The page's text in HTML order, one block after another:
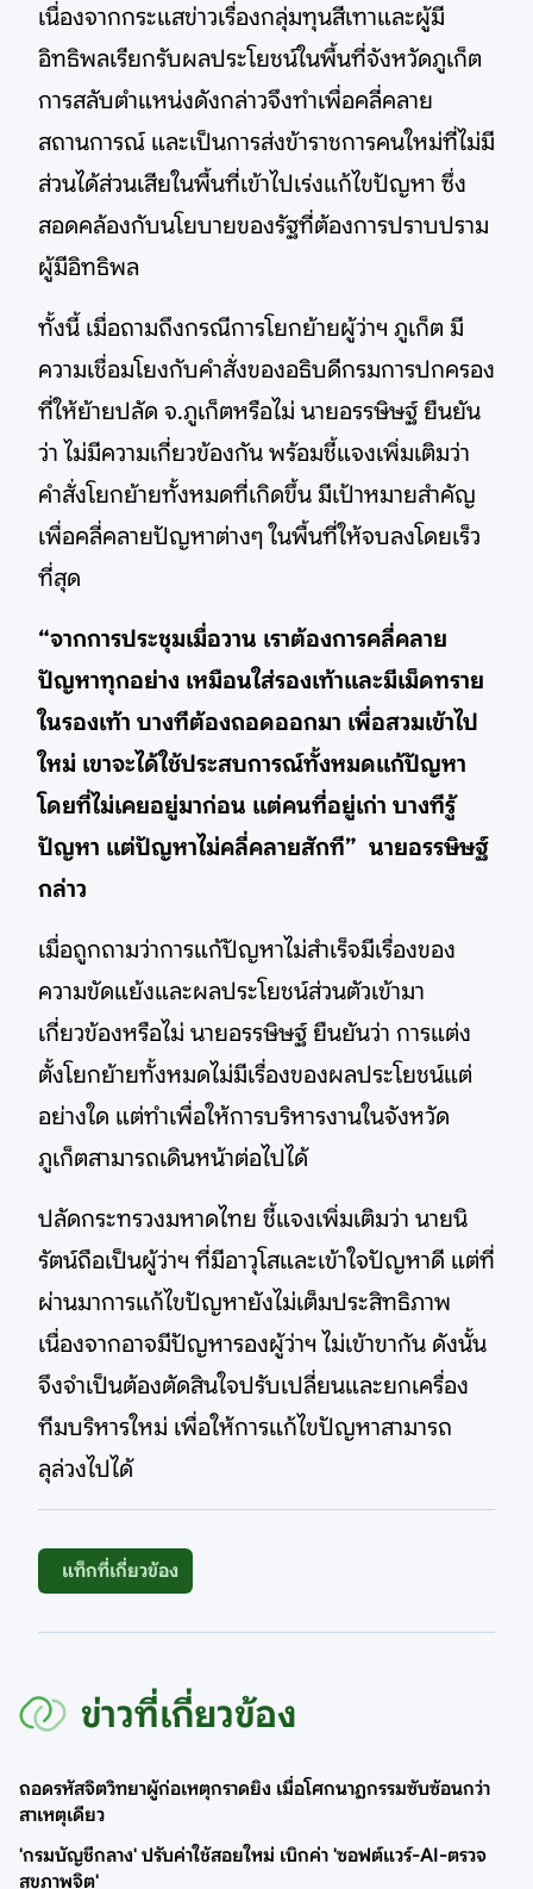
เนื่องจากกระแสข่าวเรื่องกลุ่มทุนสีเทาและผู้มี
อิทธิพลเรียกรับผลประโยชน์ในพื้นที่จังหวัดภูเก็ต
การสลับตำแหน่งดังกล่าวจึงทำเพื่อคลี่คลาย
สถานการณ์ และเป็นการส่งข้าราชการคนใหม่ที่ไม่มี
ส่วนได้ส่วนเสียในพื้นที่เข้าไปเร่งแก้ไขปัญหา ซึ่ง
สอดคล้องกับนโยบายของรัฐที่ต้องการปราบปราม
ผู้มีอิทธิพล
ทั้งนี้ เมื่อถามถึงกรณีการโยกย้ายผู้ว่าฯ ภูเก็ต มี
ความเชื่อมโยงกับคำสั่งของอธิบดีกรมการปกครอง
ที่ให้ย้ายปลัด จ.ภูเก็ตหรือไม่ นายอรรษิษฐ์ ยืนยัน
ว่า ไม่มีความเกี่ยวข้องกัน พร้อมชี้แจงเพิ่มเติมว่า
คำสั่งโยกย้ายทั้งหมดที่เกิดขึ้น มีเป้าหมายสำคัญ
เพื่อคลี่คลายปัญหาต่างๆ ในพื้นที่ให้จบลงโดยเร็ว
ที่สุด
“จากการประชุมเมื่อวาน เราต้องการคลี่คลาย
ปัญหาทุกอย่าง เหมือนใส่รองเท้าและมีเม็ดทราย
ในรองเท้า บางทีต้องถอดออกมา เพื่อสวมเข้าไป
ใหม่ เขาจะได้ใช้ประสบการณ์ทั้งหมดแก้ปัญหา
โดยที่ไม่เคยอยู่มาก่อน แต่คนที่อยู่เก่า บางทีรู้
ปัญหา แต่ปัญหาไม่คลี่คลายสักที” นายอรรษิษฐ์
กล่าว
เมื่อถูกถามว่าการแก้ปัญหาไม่สำเร็จมีเรื่องของ
ความขัดแย้งและผลประโยชน์ส่วนตัวเข้ามา
เกี่ยวข้องหรือไม่ นายอรรษิษฐ์ ยืนยันว่า การแต่ง
ตั้งโยกย้ายทั้งหมดไม่มีเรื่องของผลประโยชน์แต่
อย่างใด แต่ทำเพื่อให้การบริหารงานในจังหวัด
ภูเก็ตสามารถเดินหน้าต่อไปได้
ปลัดกระทรวงมหาดไทย ชี้แจงเพิ่มเติมว่า นายนิ
รัตน์ถือเป็นผู้ว่าฯ ที่มีอาวุโสและเข้าใจปัญหาดี แต่ที่
ผ่านมาการแก้ไขปัญหายังไม่เต็มประสิทธิภาพ
เนื่องจากอาจมีปัญหารองผู้ว่าฯ ไม่เข้าขากัน ดังนั้น
จึงจำเป็นต้องตัดสินใจปรับเปลี่ยนและยกเครื่อง
ทีมบริหารใหม่ เพื่อให้การแก้ไขปัญหาสามารถ
ลุล่วงไปได้
แท็กที่เกี่ยวข้อง
ข่าวที่เกี่ยวข้อง
ถอดรหัสจิตวิทยาผู้ก่อเหตุกราดยิง เมื่อโศกนาฏกรรมซับซ้อนกว่า
สาเหตุเดียว
'กรมบัญชีกลาง' ปรับค่าใช้สอยใหม่ เบิกค่า 'ซอฟต์แวร์-AI-ตรวจ
สุขภาพจิต'